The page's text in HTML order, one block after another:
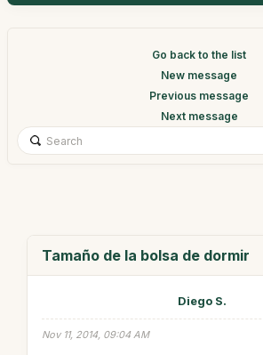
Go back to the list
New message
Previous message
Next message
Tamaño de la bolsa de dormir
Diego S.
Nov 11, 2014, 09:04 AM